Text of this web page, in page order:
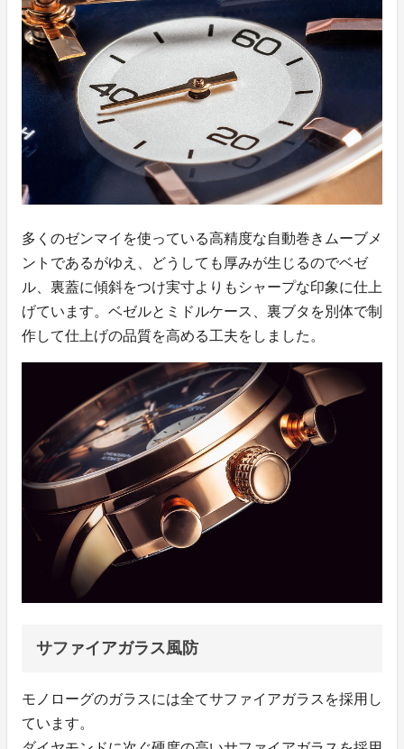
多くのゼンマイを使っている高精度な自動巻きムーブメ
ントであるがゆえ、どうしても厚みが生じるのでベゼ
ル、裏蓋に傾斜をつけ実寸よりもシャープな印象に仕上
げています。ベゼルとミドルケース、裏ブタを別体で制
作して仕上げの品質を高める工夫をしました。
サファイアガラス風防
モノローグのガラスには全てサファイアガラスを採用し
ています。